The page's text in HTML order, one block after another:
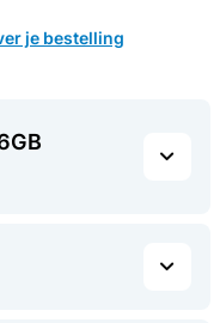
je bestelling